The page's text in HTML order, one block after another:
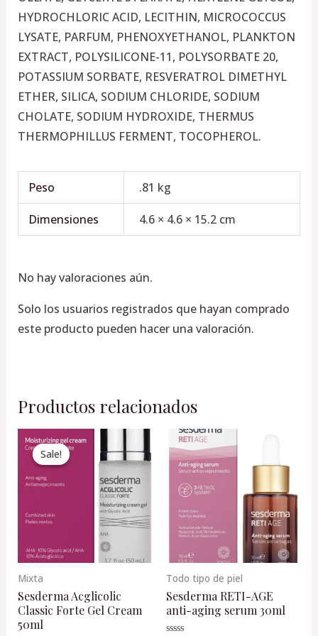
HYDROCHLORIC ACID, LECITHIN, MICROCOCCUS
LYSATE, PARFUM, PHENOXYETHANOL, PLANKTON
EXTRACT, POLYSILICONE-11, POLYSORBATE 20,
POTASSIUM SORBATE, RESVERATROL DIMETHYL
ETHER, SILICA, SODIUM CHLORIDE, SODIUM
CHOLATE, SODIUM HYDROXIDE, THERMUS
THERMOPHILLUS FERMENT, TOCOPHEROL.
Peso .81 kg
Dimensiones 4.6 × 4.6 × 15.2 cm
No hay valoraciones aún.
Solo los usuarios registrados que hayan comprado
este producto pueden hacer una valoración.
Productos relacionados
Sale!
Sale!
Mixta
Sesderma Acglicolic
Classic Forte Gel Cream
50ml
price
was:
is:
Todo tipo de piel
Sesderma RETI-AGE
anti-aging serum 30ml